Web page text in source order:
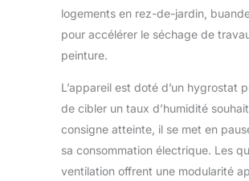
logements en rez-de-jardin,
pour accélérer le séchage de
peinture.
L’appareil est doté d’un hygrostat
de cibler un taux d’humidité
consigne atteinte, il se met en
sa consommation électrique. Les
ventilation offrent une modularité